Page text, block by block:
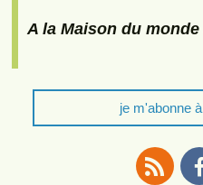
A la Maison du
je m'abonne